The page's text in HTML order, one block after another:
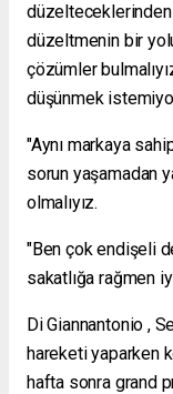
düzeltmenin bir
çözümler
düşünmek
"Aynı markaya
sorun yaşamadan
olmalıyız.
"Ben çok endişeli
sakatlığa rağmen
Di Giannantonio ,
hareketi yaparken
hafta sonra grand